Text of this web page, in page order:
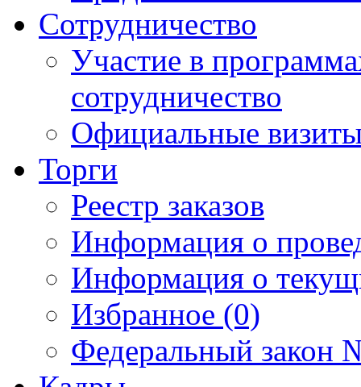
Сотрудничество
Участие в
сотрудничество
Официальные
Торги
Реестр заказов
Информация о
Информация о
Избранное (0)
Федеральный закон